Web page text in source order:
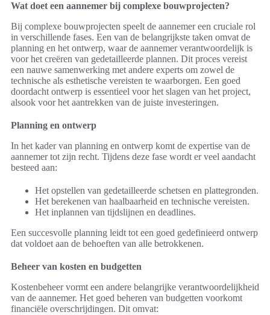
Wat doet een aannemer bij complexe bouwprojecten?
Bij complexe bouwprojecten speelt de aannemer een cruciale rol
in verschillende fases. Een van de belangrijkste taken omvat de
planning en het ontwerp, waar de aannemer verantwoordelijk is
voor het creëren van gedetailleerde plannen. Dit proces vereist
een nauwe samenwerking met andere experts om zowel de
technische als esthetische vereisten te waarborgen. Een goed
doordacht ontwerp is essentieel voor het slagen van het project,
alsook voor het aantrekken van de juiste investeringen.
Planning en ontwerp
In het kader van planning en ontwerp komt de expertise van de
aannemer tot zijn recht. Tijdens deze fase wordt er veel aandacht
besteed aan:
Het opstellen van gedetailleerde schetsen en plattegronden.
Het berekenen van haalbaarheid en technische vereisten.
Het inplannen van tijdslijnen en deadlines.
Een succesvolle planning leidt tot een goed gedefinieerd ontwerp
dat voldoet aan de behoeften van alle betrokkenen.
Beheer van kosten en budgetten
Kostenbeheer vormt een andere belangrijke verantwoordelijkheid
van de aannemer. Het goed beheren van budgetten voorkomt
financiële overschrijdingen. Dit omvat: